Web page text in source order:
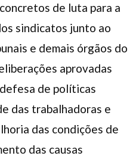
de luta para a
sindicatos junto ao
e demais órgãos do
aprovadas
de políticas
das trabalhadoras e
das condições de
das causas